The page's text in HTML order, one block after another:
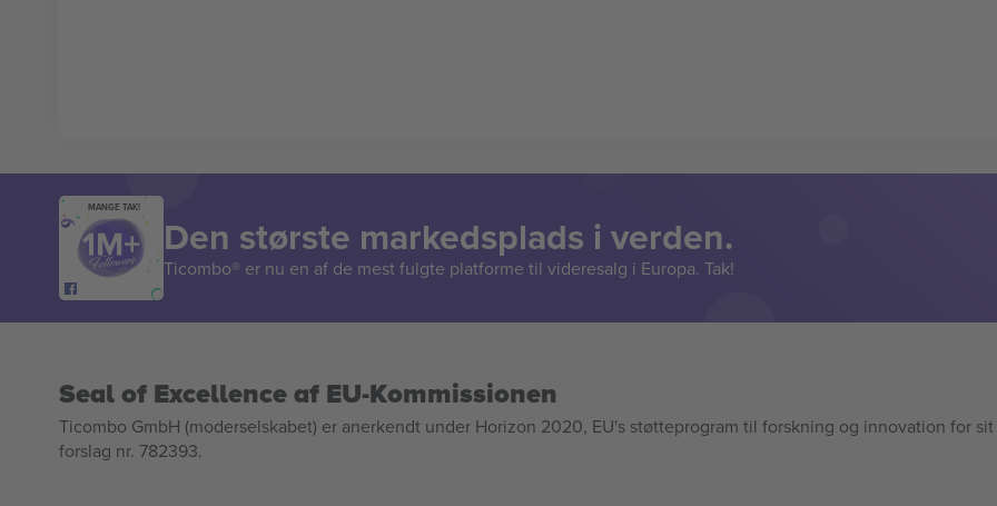
MANGE TAK!
Den største markedsplads i verden.
Ticombo® er nu en af de mest fulgte platforme til videresalg i Europa. Tak!
Seal of Excellence af EU-Kommissionen
Ticombo GmbH (moderselskabet) er anerkendt under Horizon 2020, EU's støtteprogram til forskning og innovation for sit
forslag nr. 782393.